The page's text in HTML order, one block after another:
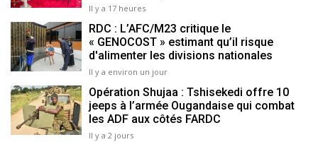
Il y a 17 heures
RDC : L’AFC/M23 critique le
« GENOCOST » estimant qu’il risque
d'alimenter les divisions nationales
Il y a environ un jour
Opération Shujaa : Tshisekedi offre 10
jeeps à l’armée Ougandaise qui combat
les ADF aux côtés FARDC
Il y a 2 jours